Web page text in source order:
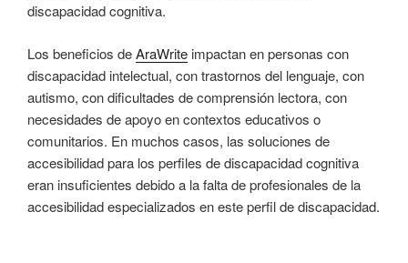
discapacidad cognitiva.
Los beneficios deAraWrite impactan en personas con
discapacidad intelectual, con trastornos del lenguaje, con
autismo, con dificultades de comprensión lectora, con
necesidades de apoyo en contextos educativos o
comunitarios. En muchos casos, las soluciones de
accesibilidad para los perfiles de discapacidad cognitiva
eran insuficientes debido a la falta de profesionales de la
accesibilidad especializados en este perfil de discapacidad.